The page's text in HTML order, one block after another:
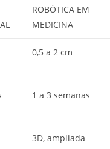
ROBÓTICA EM
MEDICINA
0,5 a 2 cm
1 a 3 semanas
3D, ampliada